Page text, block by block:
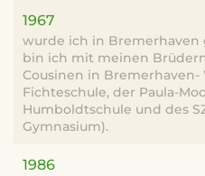
1967
wurde ich in Bremerhaven
bin ich mit meinen
Cousinen in Bremerhaven-
Fichteschule, der Paula-
Humboldtschule und des
Gymnasium).
1986